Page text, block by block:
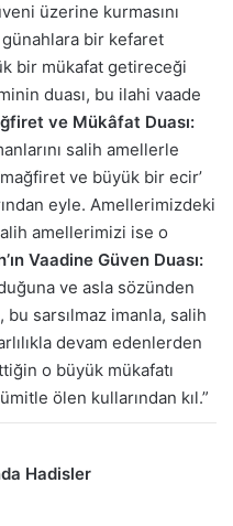
üzerine kurmasını
bir kefaret
bir mükafat getireceği
duası, bu ilahi vaade
ve Mükâfat Duası:
salih amellerle
ve büyük bir ecir’
eyle. Amellerimizdeki
amellerimizi ise o
Vaadine Güven Duası:
ve asla sözünden
sarsılmaz imanla, salih
devam edenlerden
o büyük mükafatı
ölen kullarından kıl.”
Hadisler